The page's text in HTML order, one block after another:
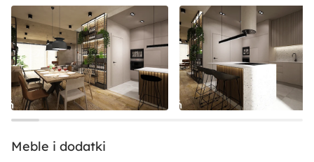
Meble i dodatki